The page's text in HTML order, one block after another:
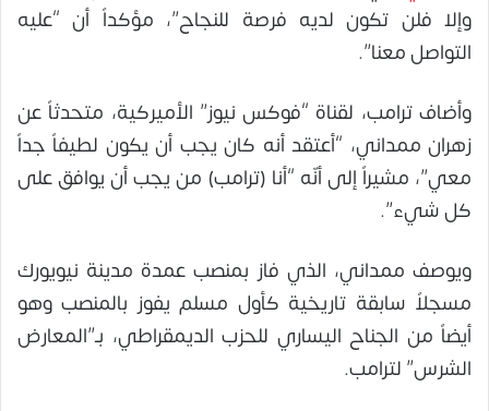
وإلا فلن تكون لديه فرصة للنجاح”، مؤكداً أن “عليه
التواصل معنا”.
وأضاف ترامب، لقناة “فوكس نيوز” الأميركية، متحدثاً عن
زهران ممداني، “أعتقد أنه كان يجب أن يكون لطيفاً جداً
معي”، مشيراً إلى أنّه “أنا (ترامب) من يجب أن يوافق على
كل شيء”.
ويوصف ممداني، الذي فاز بمنصب عمدة مدينة نيويورك
مسجلاً سابقة تاريخية كأول مسلم يفوز بالمنصب وهو
أيضاً من الجناح اليساري للحزب الديمقراطي، بـ”المعارض
الشرس” لترامب.